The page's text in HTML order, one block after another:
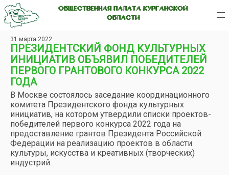
ОБЩЕСТВЕННАЯ ПАЛАТА КУРГАНСКОЙ
ОБЛАСТИ
31 марта 2022
ПРЕЗИДЕНТСКИЙ ФОНД КУЛЬТУРНЫХ
ИНИЦИАТИВ ОБЪЯВИЛ ПОБЕДИТЕЛЕЙ
ПЕРВОГО ГРАНТОВОГО КОНКУРСА 2022
ГОДА
В Москве состоялось заседание координационного
комитета Президентского фонда культурных
инициатив, на котором утвердили списки проектов-
победителей первого конкурса 2022 года на
предоставление грантов Президента Российской
Федерации на реализацию проектов в области
культуры, искусства и креативных (творческих)
индустрий.